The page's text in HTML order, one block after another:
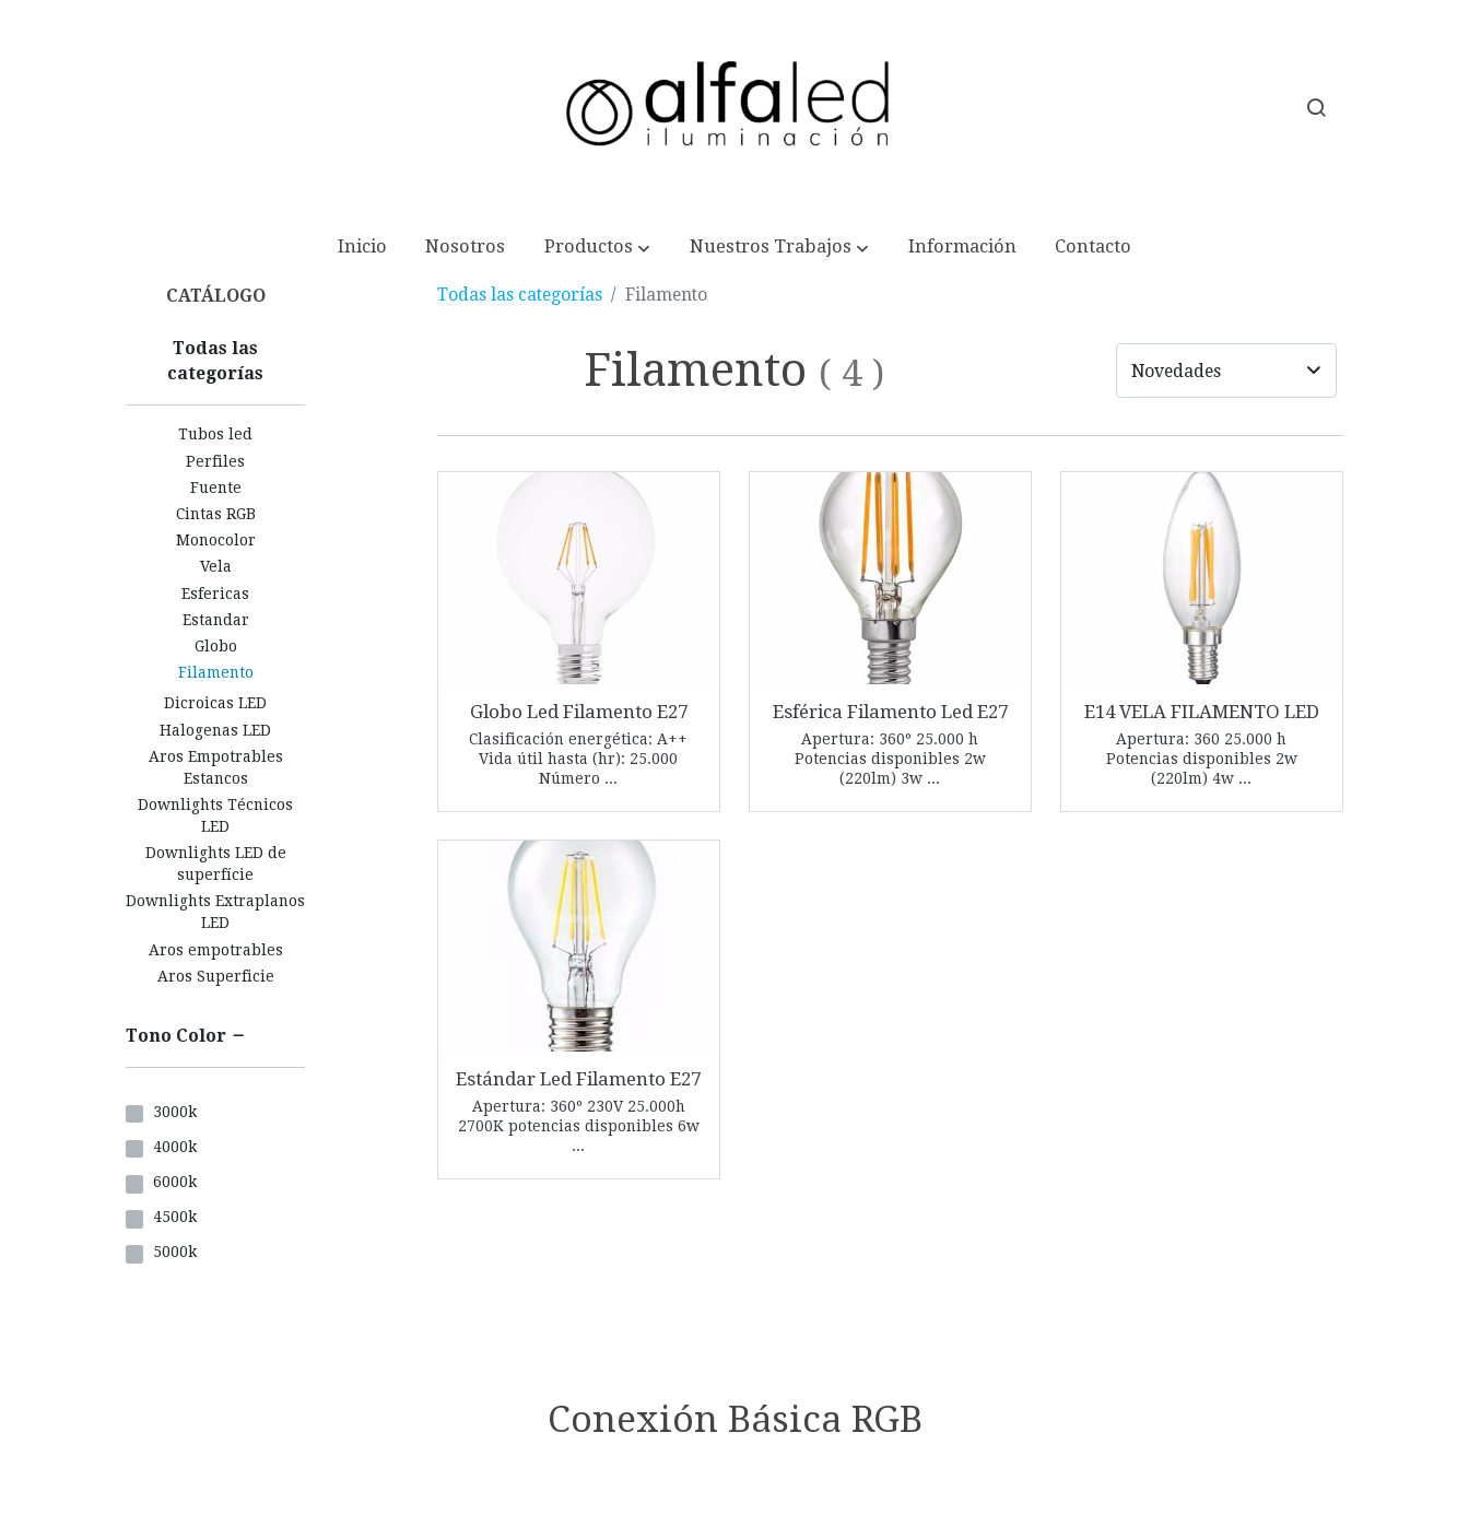
Inicio Nosotros Productos Nuestros Trabajos Información Contacto
CATÁLOGO
Todas las
categorías
Tubos led
Perfiles
Fuente
Cintas RGB
Monocolor
Vela
Esfericas
Estandar
Globo
Filamento
Dicroicas LED
Halogenas LED
Aros Empotrables
Estancos
Downlights Técnicos
LED
Downlights LED de
superfície
Downlights Extraplanos
LED
Aros empotrables
Aros Superficie
Tono Color
3000k
4000k
6000k
4500k
5000k
Todas las categorías Filamento
Filamento ( 4 ) Novedades
Globo Led Filamento E27
Clasificación energética: A++
Vida útil hasta (hr): 25.000
Número ...
Esférica Filamento Led E27
Apertura: 360º 25.000 h
Potencias disponibles 2w
(220lm) 3w ...
E14 VELA FILAMENTO LED
Apertura: 360 25.000 h
Potencias disponibles 2w
(220lm) 4w ...
Estándar Led Filamento E27
Apertura: 360º 230V 25.000h
2700K potencias disponibles 6w
...
Conexión Básica RGB